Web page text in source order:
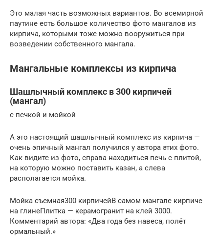
Это малая часть возможных вариантов. Во всемирной
паутине есть большое количество фото мангалов из
кирпича, которыми тоже можно вооружиться при
возведении собственного мангала.
Мангальные комплексы из кирпича
Шашлычный комплекс в 300 кирпичей
(мангал)
с печкой и мойкой
А это настоящий шашлычный комплекс из кирпича —
очень эпичный мангал получился у автора этих фото.
Как видите из фото, справа находиться печь с плитой,
на которую можно поставить казан, а слева
располагается мойка.
Мойка съемная300 кирпичейВ самом мангале кирпиче
на глинеПлитка — керамогранит на клей 3000.
Комментарий автора: «Два года без навеса, полёт
ормальный.»